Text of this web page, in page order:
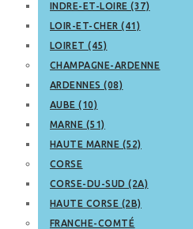
INDRE-ET-LOIRE (37)
LOIR-ET-CHER (41)
LOIRET (45)
CHAMPAGNE-ARDENNE
ARDENNES (08)
AUBE (10)
MARNE (51)
HAUTE MARNE (52)
CORSE
CORSE-DU-SUD (2A)
HAUTE CORSE (2B)
FRANCHE-COMTÉ